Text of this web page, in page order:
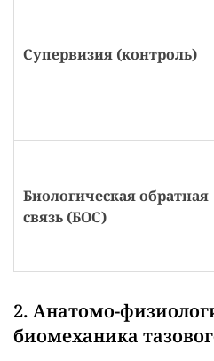
Супервизия (контроль)
Биологическая обратная
связь (БОС)
2. Анатомо-
биомеханика